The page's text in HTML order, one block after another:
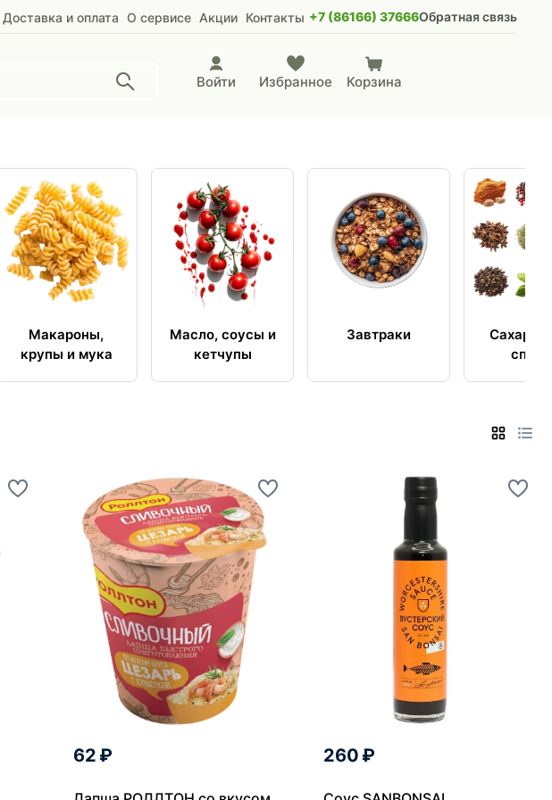
Доставка и оплата О сервисе Акции Контакты +7 (86166) 37666Обратная связь
Войти Избранное Корзина
Макароны,
крупы и мука
Масло, соусы и
кетчупы
Завтраки
Сахар,
62 ₽ 260 ₽